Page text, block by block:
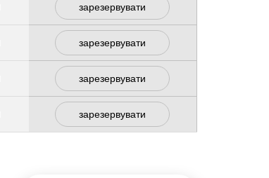
зарезервувати
зарезервувати
зарезервувати
зарезервувати